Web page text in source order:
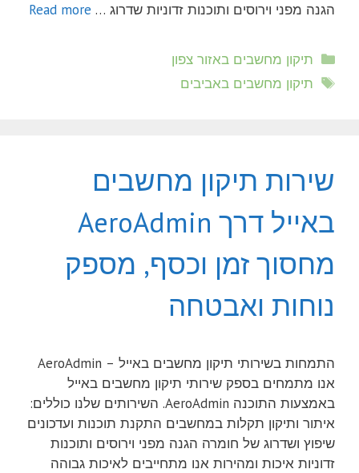
הגנה מפני וירוסים ותוכנות זדוניות שדרוג … Read more
קטגוריות
תיקון מחשבים באזור צפון
תגיות
תיקון מחשבים באביבים
שירות תיקון מחשבים
באייל דרך AeroAdmin
מחסוך זמן וכסף, מספק
נוחות ואבטחה
התמחות בשירותי תיקון מחשבים באייל – AeroAdmin
אנו מתמחים בספק שירותי תיקון מחשבים באייל
באמצעות התוכנה AeroAdmin. השירותים שלנו כוללים:
איתור ותיקון תקלות במחשבים התקנת תוכנות ועדכונים
שיפוץ ושדרוג של חומרה הגנה מפני וירוסים ותוכנות
זדוניות איכות ומהירות אנו מתחייבים לאיכות גבוהה